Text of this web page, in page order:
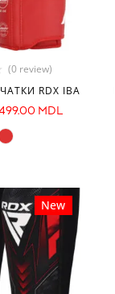
(0 review)
RDX IBA
MDL
New